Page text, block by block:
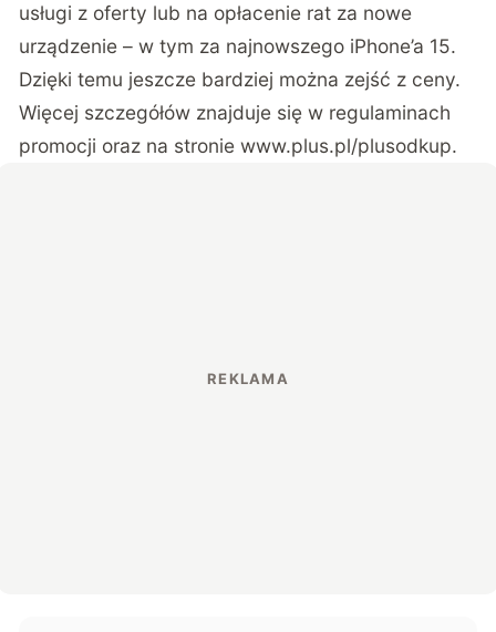
usługi z oferty lub na opłacenie rat za nowe
urządzenie – w tym za najnowszego iPhone’a 15.
Dzięki temu jeszcze bardziej można zejść z ceny.
Więcej szczegółów znajduje się w regulaminach
promocji oraz na stroniewww.plus.pl/plusodkup.